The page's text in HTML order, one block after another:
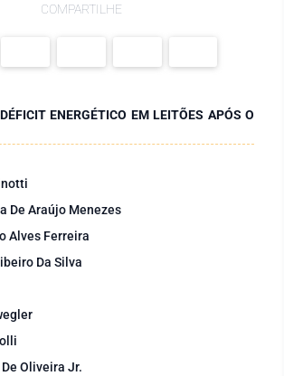
COMPARTILHE
ENERGÉTICO EM LEITÕES APÓS O
De Araújo Menezes
Alves Ferreira
Da Silva
Oliveira Jr.